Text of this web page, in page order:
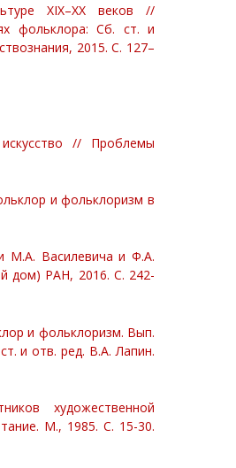
XIX–XX веков //
фольклора: Сб. ст. и
2015. С. 127–
// Проблемы
и фольклоризм в
М.А. Василевича и Ф.А.
дом) РАН, 2016. С. 242-
и фольклоризм. Вып.
и отв. ред. В.А. Лапин.
художественной
М., 1985. С. 15-30.